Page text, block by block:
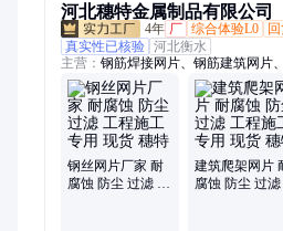
河北穗特金属制品有限公司
4年 厂 综合体验L0
真实性已核验 河北衡水
主营： 钢筋焊接网片、钢筋建筑网片
工地钢筋网片、混凝土钢筋网片、带
片、桥梁钢筋网片、建筑钢筋网片、
工地网片、防裂网片、地暖网片、喷
片、地面钢筋网片、钢丝网片、建筑
防裂建筑网片、焊接网片、镀锌网片
网片
钢丝网片厂家 耐
腐蚀 防尘 过滤 工
建筑爬架网片
腐蚀 防尘 过滤